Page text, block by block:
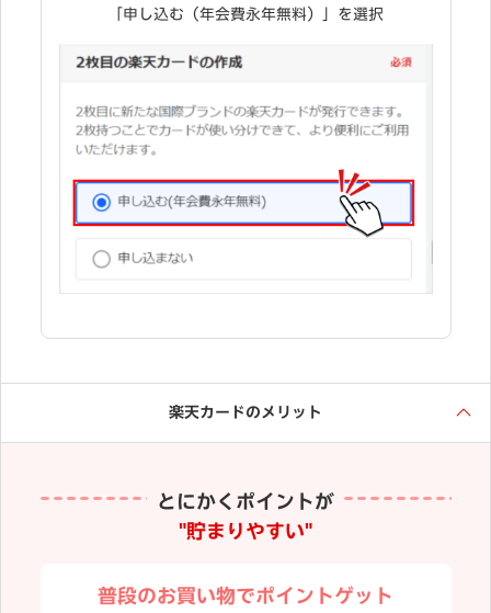
「申し込む（年会費永年無料）」を選択
楽天カードのメリット
とにかくポイントが
"貯まりやすい"
普段のお買い物でポイントゲット